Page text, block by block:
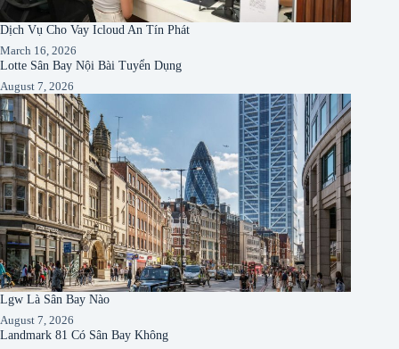
Dịch Vụ Cho Vay Icloud An Tín Phát
March 16, 2026
Lotte Sân Bay Nội Bài Tuyển Dụng
August 7, 2026
Lgw Là Sân Bay Nào
August 7, 2026
Landmark 81 Có Sân Bay Không